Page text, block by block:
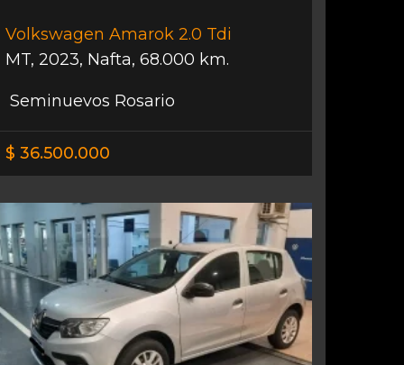
Volkswagen Amarok 2.0 Tdi
MT, 2023, Nafta, 68.000 km.
Seminuevos Rosario
$ 36.500.000